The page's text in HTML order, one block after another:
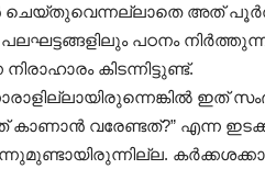
ചെയ്തുവെന്നല്ലാതെ അത്
പഠനം
നിരാഹാരം കിടന്നിട്ടുണ്ട്.
ഇത്
കാണാൻ വരേണ്ടത്?” എന്ന